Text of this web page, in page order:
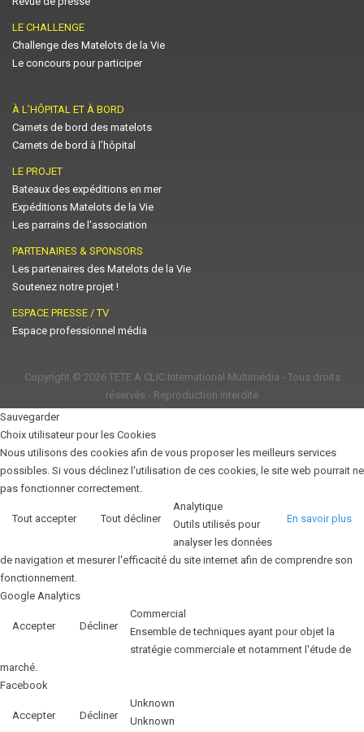
LE CHALLENGE
Challenge des Matelots de la Vie
Le concours pour participer
À L’HÔPITAL ET À BORD
Carnets de bord des matelots
Carnets de bord à l’hôpital
LE PROJET
Bateaux des expéditions en mer
Expéditions Matelots de la Vie
Les parrains de l'association
PARTENAIRES & SPONSORS
Les partenaires des Matelots de la Vie
Soutenez notre projet !
ESPACE PRESSE / TV
Espace professionnel média
Copyright © 2026 TETE A CLIC International Multimédia - Tous droits
réservés - Reproduction Interdite
Sauvegarder
Choix utilisateur pour les Cookies
Nous utilisons des cookies afin de vous proposer les meilleurs services
possibles. Si vous déclinez l'utilisation de ces cookies, le site web pourrait ne
pas fonctionner correctement.
Tout accepter Tout décliner En savoir plus
Analytique
Outils utilisés pour
analyser les données
de navigation et mesurer l'efficacité du site internet afin de comprendre son
fonctionnement.
Google Analytics
Accepter Décliner
Commercial
Ensemble de techniques ayant pour objet la
stratégie commerciale et notamment l'étude de
marché.
Facebook
Accepter Décliner
Unknown
Unknown